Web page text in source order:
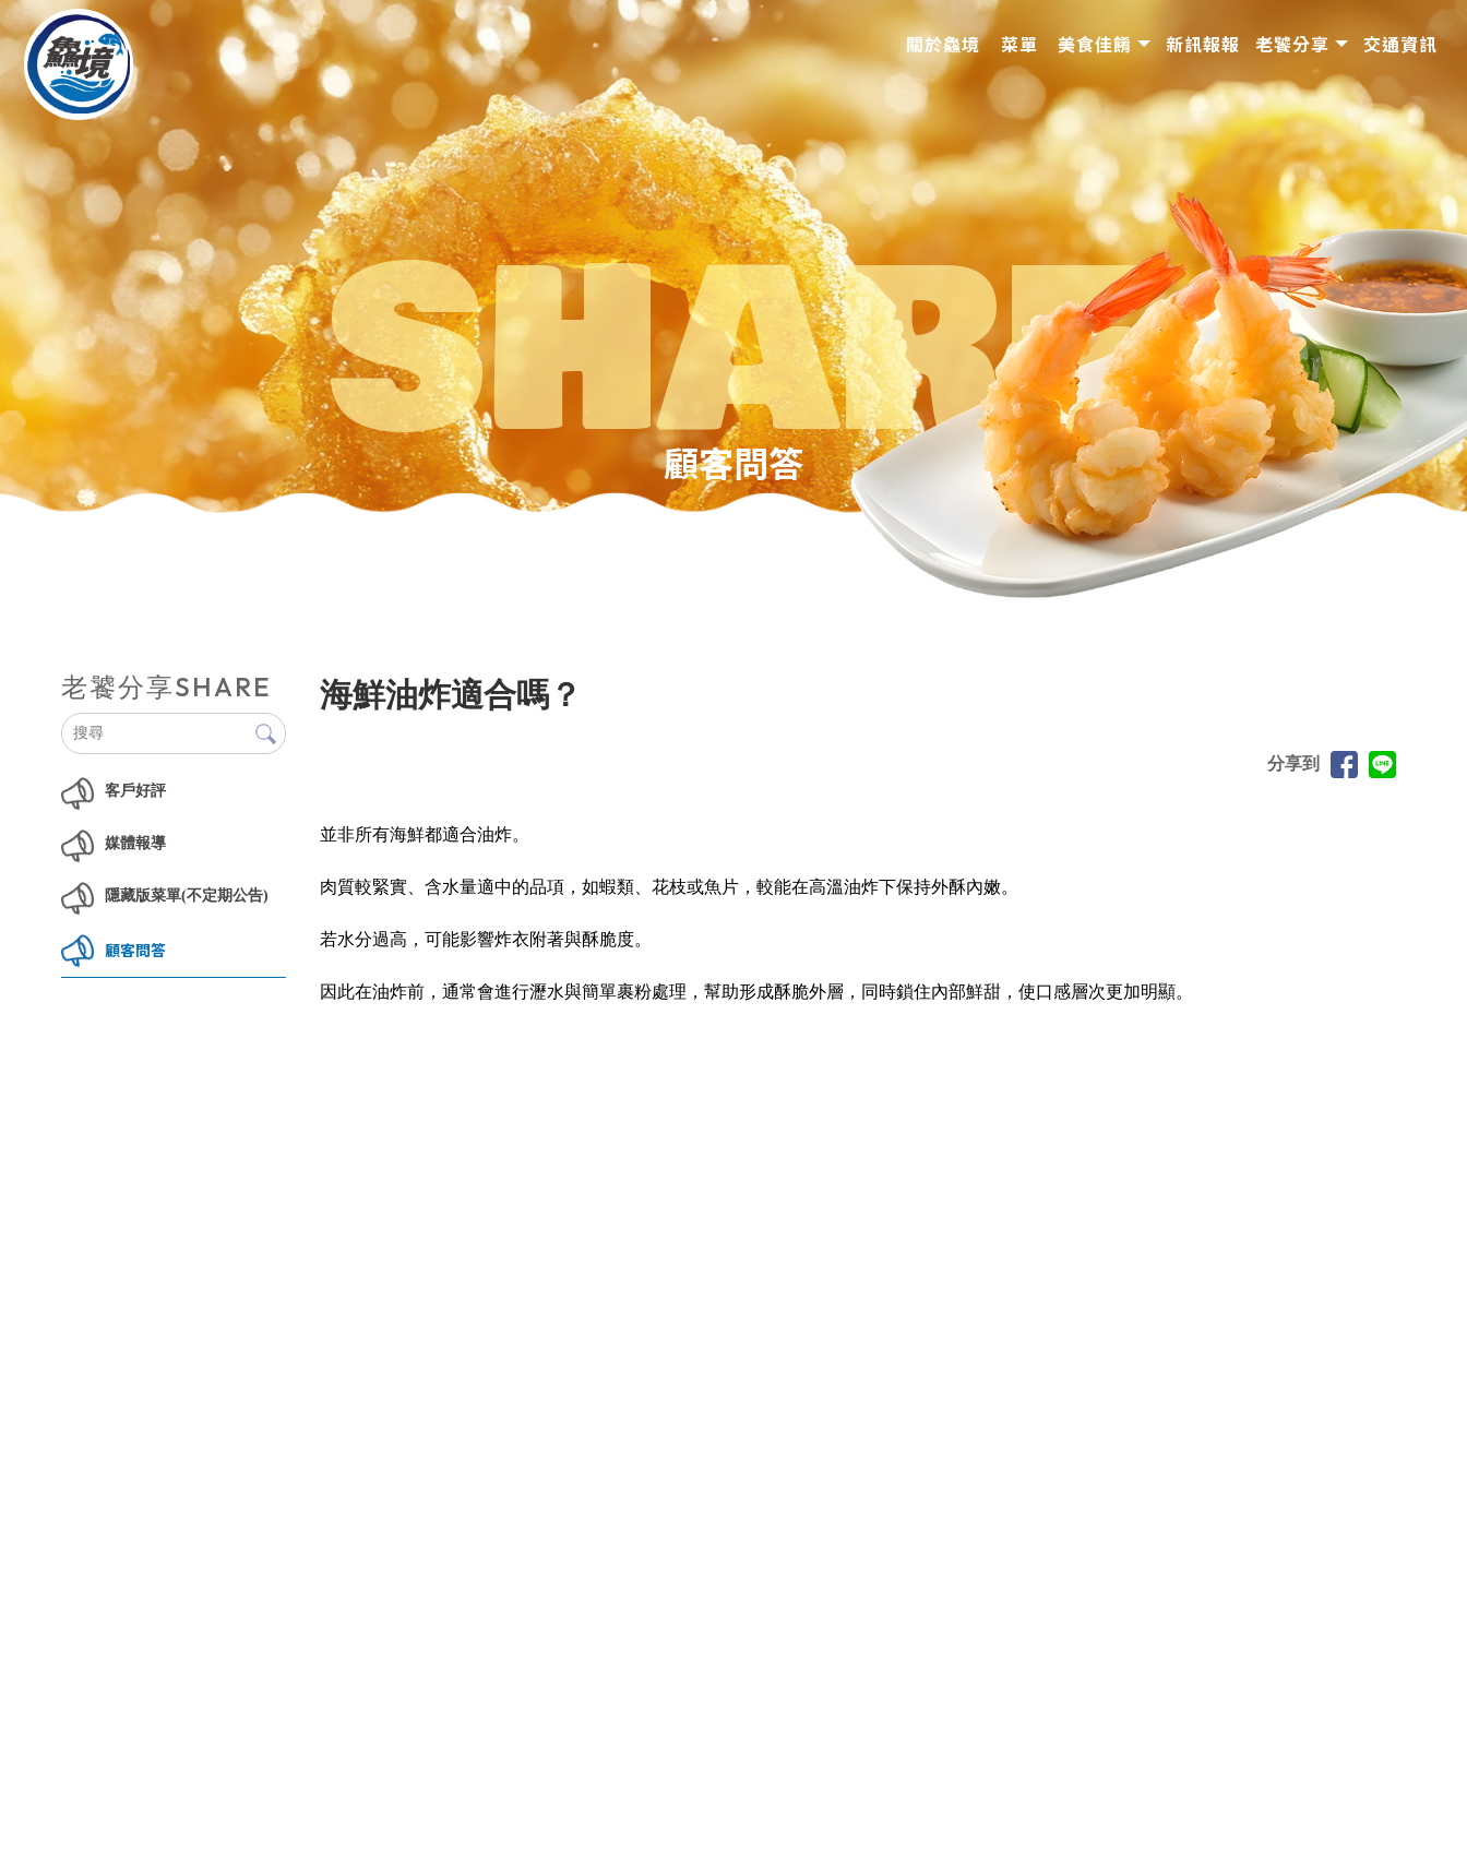
關於鱻境 菜單 美食佳餚 新訊報報 老饕分享 交通資訊
顧客問答
老饕分享SHARE
客戶好評
媒體報導
隱藏版菜單(不定期公告)
顧客問答
海鮮油炸適合嗎？
分享到
並非所有海鮮都適合油炸。
肉質較緊實、含水量適中的品項，如蝦類、花枝或魚片，較能在高溫油炸下保持外酥內嫩。
若水分過高，可能影響炸衣附著與酥脆度。
因此在油炸前，通常會進行瀝水與簡單裹粉處理，幫助形成酥脆外層，同時鎖住內部鮮甜，使口感層次更加明顯。